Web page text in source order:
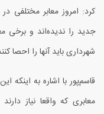
کرد: امروز معابر مختلفی
جدید را ندیده‌اند و برخی
شهرداری باید آنها را احصا
قاسم‌پور با اشاره به
معابری که واقعا نیاز